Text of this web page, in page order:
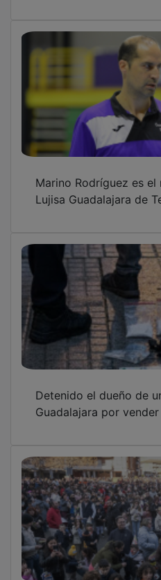
Marino Rodríguez es
Lujisa Guadalajara de
Detenido el dueño de
Guadalajara por